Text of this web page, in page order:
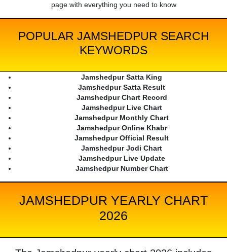
page with everything you need to know
POPULAR JAMSHEDPUR SEARCH
KEYWORDS
Jamshedpur Satta King
Jamshedpur Satta Result
Jamshedpur Chart Record
Jamshedpur Live Chart
Jamshedpur Monthly Chart
Jamshedpur Online Khabr
Jamshedpur Official Result
Jamshedpur Jodi Chart
Jamshedpur Live Update
Jamshedpur Number Chart
JAMSHEDPUR YEARLY CHART
2026